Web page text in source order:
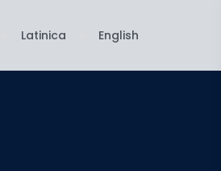
Latinica English